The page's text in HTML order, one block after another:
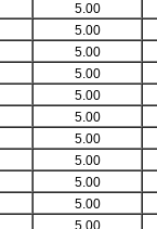
5.00
5.00
5.00
5.00
5.00
5.00
5.00
5.00
5.00
5.00
5.00